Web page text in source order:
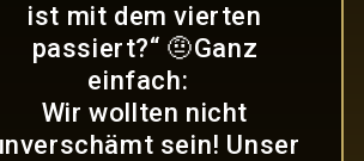
ist mit dem vierten
passiert?“ 🤨Ganz
einfach:
Wir wollten nicht
sein! Unser